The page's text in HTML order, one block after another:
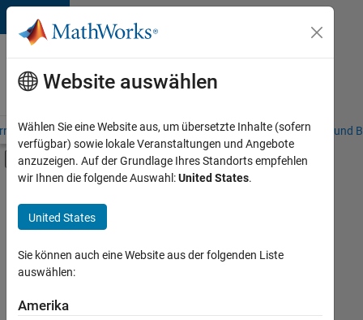
Weiter zum Inhalt
Karriere
bei
MathWorks
– Übersicht Stellensuche Niederlassungen Studierende und
Umschaltung für Off-Canvas-
Hauptinhalt
Praktika
Information Technology
Customer Support
Education Sales
Marketing Services
+9
Derzeit
Website auswählen
Wählen Sie eine Website aus, um übersetzte Inhalte (sofern
verfügbar) sowie lokale Veranstaltungen und Angebote
anzuzeigen. Auf der Grundlage Ihres Standorts empfehlen
wir Ihnen die folgende Auswahl:United States.
United States
Sie können auch eine Website aus der folgenden Liste
auswählen:
Amerika